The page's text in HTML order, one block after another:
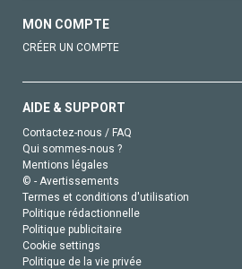
MON COMPTE
CRÉER UN COMPTE
AIDE & SUPPORT
Contactez-nous / FAQ
Qui sommes-nous ?
Mentions légales
© - Avertissements
Termes et conditions d'utilisation
Politique rédactionnelle
Politique publicitaire
Cookie settings
Politique de la vie privée